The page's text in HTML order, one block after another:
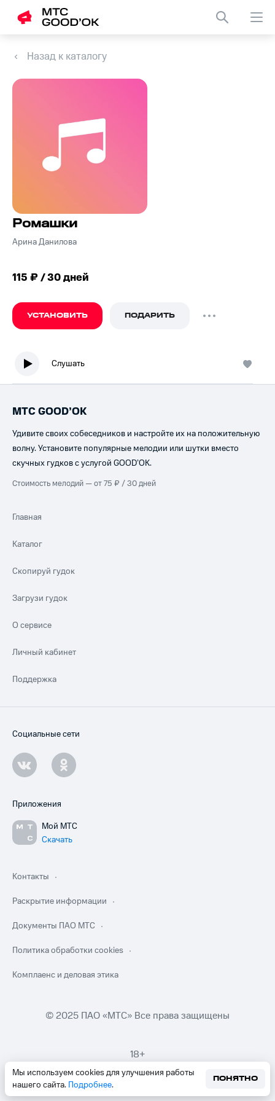
Назад к каталогу
Ромашки
Арина Данилова
115 ₽ / 30 дней
УСТАНОВИТЬ ПОДАРИТЬ
Слушать
Мы используем cookies для улучшения работы
нашего сайта. Подробнее.
ПОНЯТНО
МТС GOOD’OK
Удивите своих собеседников и настройте их на положительную
волну. Установите популярные мелодии или шутки вместо
скучных гудков с услугой GOOD’OK.
Стоимость мелодий — от 75 ₽ / 30 дней
Главная
Каталог
Скопируй гудок
Загрузи гудок
О сервисе
Личный кабинет
Поддержка
Социальные сети
Приложения
Мой МТС
Скачать
Контакты
Раскрытие информации
Документы ПАО МТС
Политика обработки cookies
Комплаенс и деловая этика
© 2025 ПАО «МТС» Все права защищены
18+